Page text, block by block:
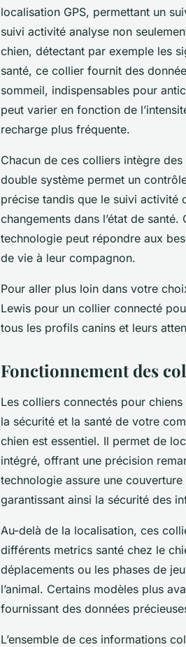
localisation GPS, permettant un
suivi activité analyse non
chien, détectant par exemple les
santé, ce collier fournit des
sommeil, indispensables pour
peut varier en fonction de
recharge plus fréquente.
Chacun de ces colliers intègre
double système permet un
précise tandis que le suivi activité
changements dans l’état de
technologie peut répondre aux
de vie à leur compagnon.
Pour aller plus loin dans votre
Lewis pour un collier connecté
tous les profils canins et leurs
Fonctionnement des
Les colliers connectés pour
la sécurité et la santé de votre
chien est essentiel. Il permet de
intégré, offrant une précision
technologie assure une
garantissant ainsi la sécurité des
Au-delà de la localisation, ces
différents metrics santé chez le
déplacements ou les phases de
l’animal. Certains modèles plus
fournissant des données
L’ensemble de ces informations